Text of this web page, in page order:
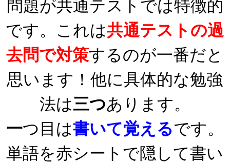
問題が共通テストでは特徴的
です。これは共通テストの過
去問で対策するのが一番だと
思います！他に具体的な勉強
法は三つあります。
一つ目は書いて覚えるです。
単語を赤シートで隠して書い